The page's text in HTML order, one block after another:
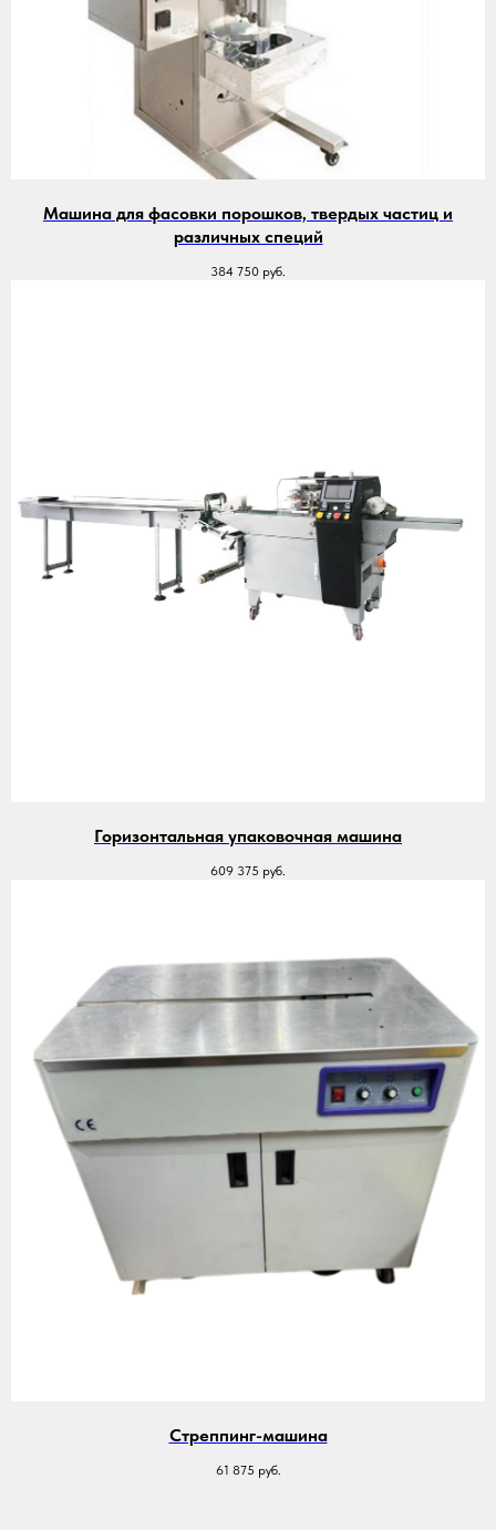
Машина для фасовки порошков, твердых частиц и
различных специй
384 750 руб.
Горизонтальная упаковочная машина
609 375 руб.
Стреппинг-машина
61 875 руб.